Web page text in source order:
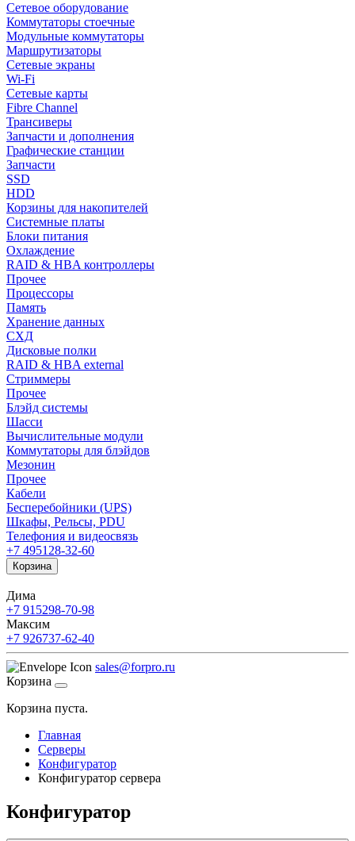
Сетевое оборудование
Коммутаторы стоечные
Модульные коммутаторы
Маршрутизаторы
Сетевые экраны
Wi-Fi
Сетевые карты
Fibre Channel
Трансиверы
Запчасти и дополнения
Графические станции
Запчасти
SSD
HDD
Корзины для накопителей
Системные платы
Блоки питания
Охлаждение
RAID & HBA контроллеры
Прочее
Процессоры
Память
Хранение данных
СХД
Дисковые полки
RAID & HBA external
Стриммеры
Прочее
Блэйд системы
Шасси
Вычислительные модули
Коммутаторы для блэйдов
Мезонин
Прочее
Кабели
Бесперебойники (UPS)
Шкафы, Рельсы, PDU
Телефония и видеосвязь
+7 495128-32-60
Корзина
Дима
+7 915298-70-98
Максим
+7 926737-62-40
sales@forpro.ru
Корзина
Корзина пуста.
Главная
Серверы
Конфигуратор
Конфигуратор сервера
Конфигуратор